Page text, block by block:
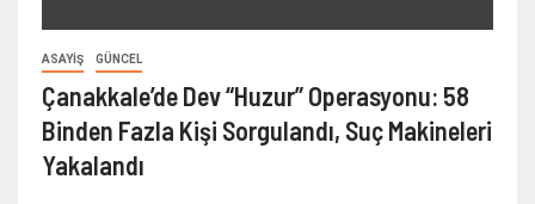
ASAYIŞ GÜNCEL
Çanakkale’de Dev “Huzur” Operasyonu: 58
Binden Fazla Kişi Sorgulandı, Suç Makineleri
Yakalandı